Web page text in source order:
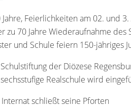
Jahre, Feierlichkeiten am 02. und
zu 70 Jahre Wiederaufnahme
und Schule feiern 150-jähriges
der Diözese
Realschule wird
Internat schließt seine Pforten